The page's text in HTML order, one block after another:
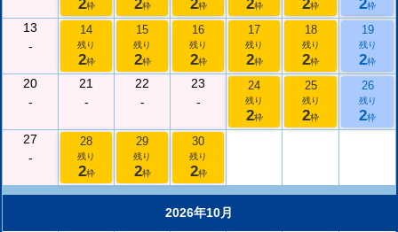
2枠 2枠 2枠 2枠 2枠 2枠
13
-
14
残り
2枠
15
残り
2枠
16
残り
2枠
17
残り
2枠
18
残り
2枠
19
残り
2枠
20
-
21
-
22
-
23
-
24
残り
2枠
25
残り
2枠
26
残り
2枠
27
-
28
残り
2枠
29
残り
2枠
30
残り
2枠
2026年10月